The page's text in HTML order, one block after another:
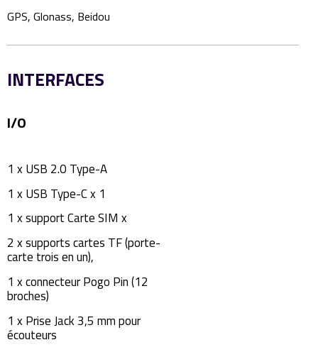
GPS, Glonass, Beidou
INTERFACES
I/O
1 x USB 2.0 Type-A
1 x USB Type-C x 1
1 x support Carte SIM x
2 x supports cartes TF (porte-
carte trois en un),
1 x connecteur Pogo Pin (12
broches)
1 x Prise Jack 3,5 mm pour
écouteurs